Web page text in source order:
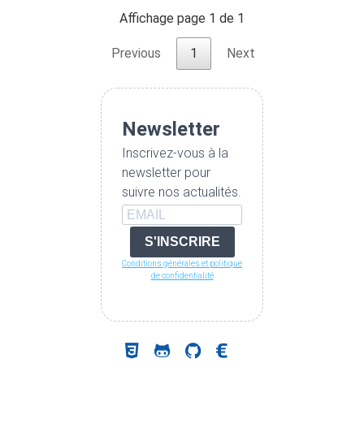
Affichage page 1 de 1
Previous 1 Next
Newsletter
Inscrivez-vous à la
newsletter pour
suivre nos actualités.
S'INSCRIRE
Conditions générales et politique
de confidentialité